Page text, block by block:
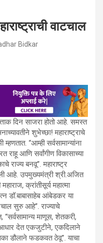
वाटचाल
Bidkar
दिन साजरा होतो आहे. समस्त
शुभेच्छा! महाराष्ट्राचे
“आम्ही सर्वसामान्यांना
आणि सर्वांगीण विकासाच्या
राज्य बनवू”. महाराष्ट्र
आहे. उपमुख्यमंत्री श्री.अजित
क्रांतीसूर्य महात्मा
डॉ.बाबासाहेब आंबेडकर या
सुरु आहे”. राज्याचे
“सर्वसामान्य माणूस, शेतकरी,
आधार देत एकजुटीने, एकदिलाने
डौलाने फडकवत ठेवू”. याचा